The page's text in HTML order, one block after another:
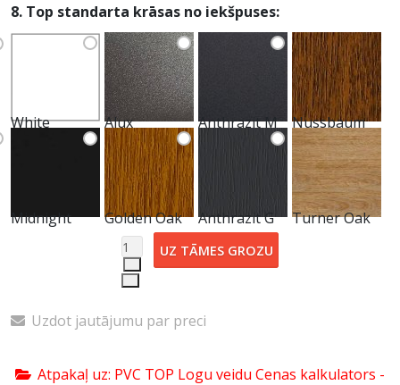
8. Top standarta krāsas no iekšpuses:
White Alux Anthrazit M Nussbaum
Midnight Golden Oak Anthrazit G Turner Oak
Uzdot jautājumu par preci
Atpakaļ uz: PVC TOP Logu veidu Cenas kalkulators -